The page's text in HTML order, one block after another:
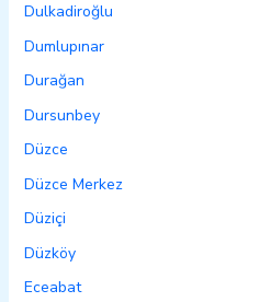
Dulkadiroğlu
Dumlupınar
Durağan
Dursunbey
Düzce
Düzce Merkez
Düziçi
Düzköy
Eceabat